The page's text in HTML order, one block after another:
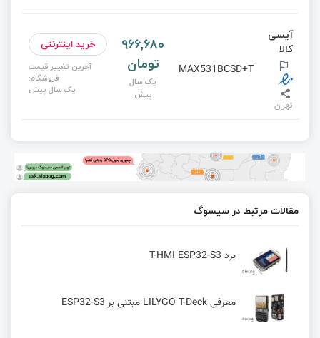
آیسی
کالا
تهران
MAX531BCSD+T
966,680
تومان
یک سال
پیش
خرید اینترنتی
آخرین تغییر قیمت
فروشگاه:
یک سال پیش
مقالات مرتبط در سیسوگ
برد T-HMI ESP32-S3
معرفی LILYGO T-Deck مبتنی بر ESP32-S3